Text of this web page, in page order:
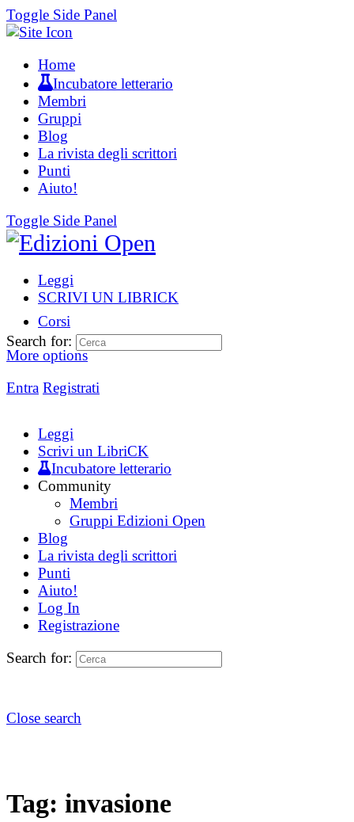
Toggle Side Panel
Home
Incubatore letterario
Membri
Gruppi
Blog
La rivista degli scrittori
Punti
Aiuto!
Toggle Side Panel
Leggi
SCRIVI UN LIBRICK
Corsi
More options
Entra Registrati
Search for:
Leggi
Scrivi un LibriCK
Incubatore letterario
Community
Membri
Gruppi Edizioni Open
Blog
La rivista degli scrittori
Punti
Aiuto!
Log In
Registrazione
Search for:
Close search
Tag: invasione